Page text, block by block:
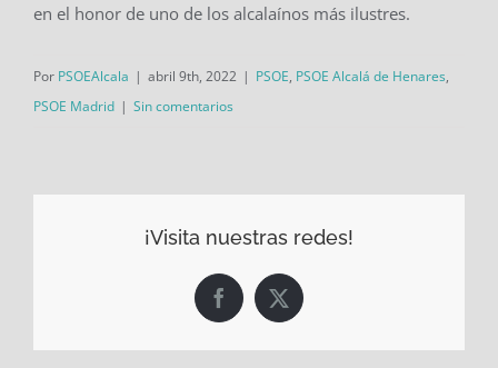
en el honor de uno de los alcalaínos más ilustres.
Por PSOEAlcala | abril 9th, 2022 | PSOE, PSOE Alcalá de Henares,
PSOE Madrid | Sin comentarios
¡Visita nuestras redes!
Facebook
X